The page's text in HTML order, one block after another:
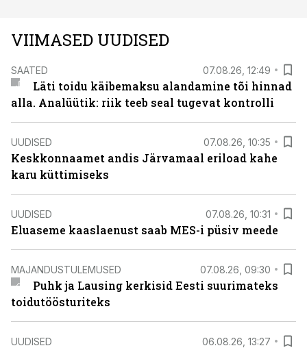
VIIMASED UUDISED
SAATED 07.08.26, 12:49
Läti toidu käibemaksu alandamine tõi hinnad
alla. Analüütik: riik teeb seal tugevat kontrolli
UUDISED 07.08.26, 10:35
Keskkonnaamet andis Järvamaal eriload kahe
karu küttimiseks
UUDISED 07.08.26, 10:31
Eluaseme kaaslaenust saab MES-i püsiv meede
MAJANDUSTULEMUSED 07.08.26, 09:30
Puhk ja Lausing kerkisid Eesti suurimateks
toidutöösturiteks
UUDISED 06.08.26, 13:27